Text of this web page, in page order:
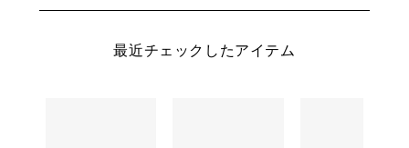
最近チェックしたアイテム